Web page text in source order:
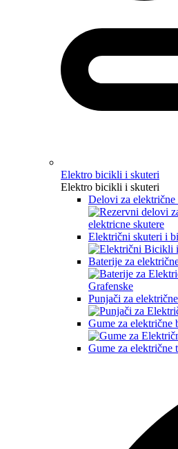
Elektro bicikli i skuteri
Elektro bicikli i skuteri
Delovi za
Električni skuteri i
Baterije za
Punjači za
Gume za električne
Gume za električne